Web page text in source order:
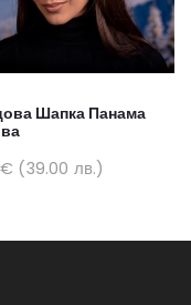
Шапка Панама
(39.00 лв.)